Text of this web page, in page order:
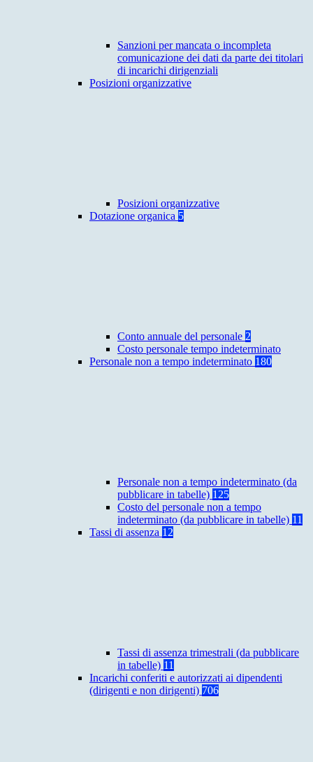
Sanzioni per mancata o incompleta
comunicazione dei dati da parte dei titolari
di incarichi dirigenziali
Posizioni organizzative
Posizioni organizzative
Dotazione organica 5
Conto annuale del personale 2
Costo personale tempo indeterminato
Personale non a tempo indeterminato 180
Personale non a tempo indeterminato (da
pubblicare in tabelle) 125
Costo del personale non a tempo
indeterminato (da pubblicare in tabelle) 11
Tassi di assenza 12
Tassi di assenza trimestrali (da pubblicare
in tabelle) 11
Incarichi conferiti e autorizzati ai dipendenti
(dirigenti e non dirigenti) 706